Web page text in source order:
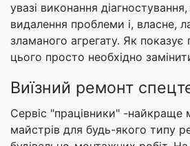
увазі виконання
видалення проблеми і, власне,
зламаного агрегату. Як показує
цього просто необхідно
Виїзний ремонт
Сервіс "працівники" -найкраще
майстрів для будь-якого типу